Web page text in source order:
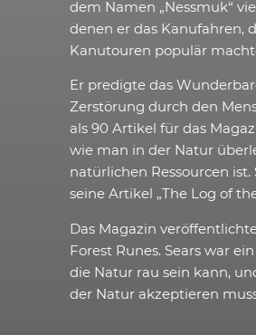
dem Namen „Nessmuk“
denen er das Kanufahren,
Kanutouren populär
Er predigte das
Zerstörung durch den
als 90 Artikel für das
wie man in der Natur
natürlichen Ressourcen
seine Artikel „The Log of
Das Magazin
Forest Runes. Sears war
die Natur rau sein kann,
der Natur akzeptieren